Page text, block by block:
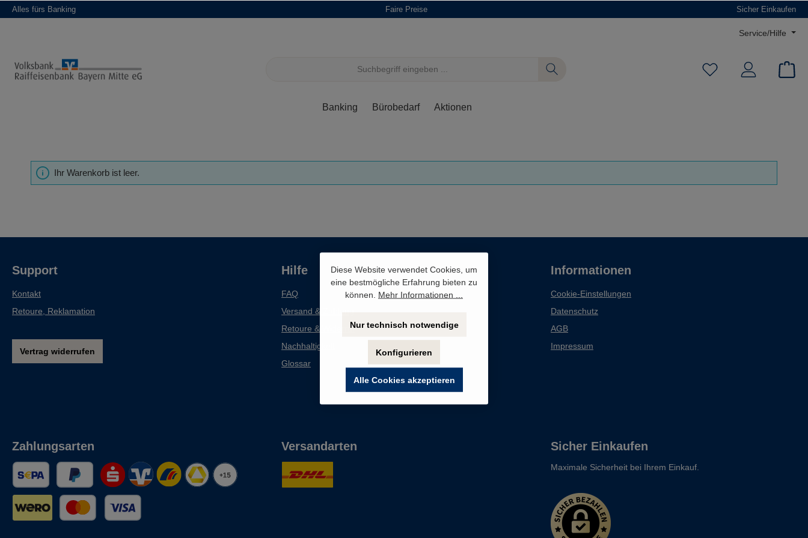
springen
Alles fürs Banking Faire Preise Sicher Einkaufen
Service/Hilfe
Banking Bürobedarf Aktionen
Ihr Warenkorb ist leer.
Support
Kontakt
Retoure, Reklamation
Vertrag widerrufen
Hilfe
FAQ
Versand & Zahlung
Retoure & Widerruf
Nachhaltigkeit
Glossar
Informationen
Cookie-Einstellungen
Datenschutz
AGB
Impressum
Zahlungsarten Versandarten Sicher Einkaufen
Maximale Sicherheit bei Ihrem Einkauf.
Diese Website verwendet Cookies, um
eine bestmögliche Erfahrung bieten zu
können. Mehr Informationen ...
Nur technisch notwendige
Konfigurieren
Alle Cookies akzeptieren